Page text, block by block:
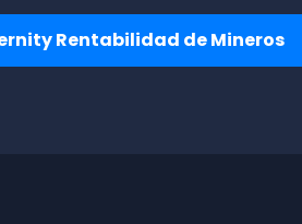
Rentabilidad de Mineros